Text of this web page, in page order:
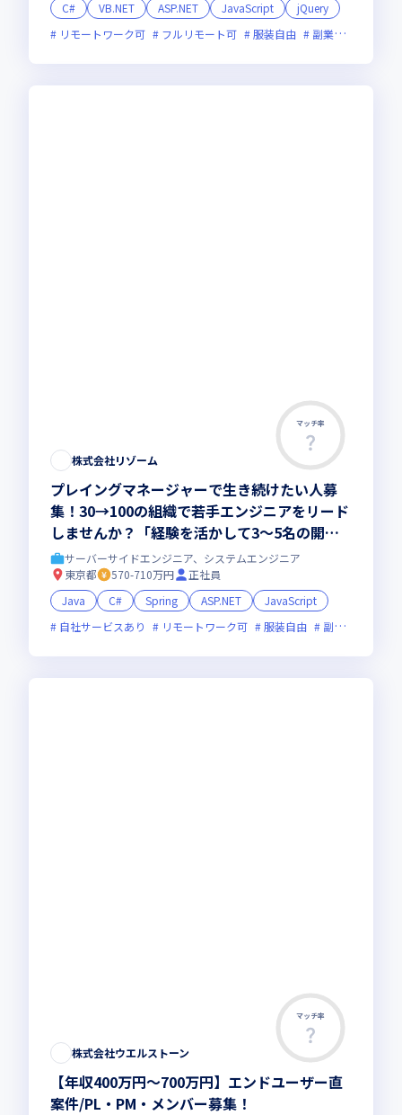
C# VB.NET ASP.NET JavaScript
jQuery
リモートワーク可
フルリモート可 服装自由 副業可
マッチ率
株式会社リゾーム
プレイングマネージャーで生き続けたい人募
集！30→100の組織で若手エンジニアをリード
しませんか？「経験を活かして3～5名の開発
チームを率いる」＆「より良い組織をつくりた
い人大歓迎」＆「SESエンジニア40名で直近4
年の定着率97.5%」
サーバーサイドエンジニア、システムエンジニア
東京都
570-710万円
正社員
Java
C# Spring ASP.NET
JavaScript
自社サービスあり
リモートワーク可 服装自由 副業可
マッチ率
株式会社ウエルストーン
【年収400万円～700万円】エンドユーザー直
案件/PL・PM・メンバー募集！